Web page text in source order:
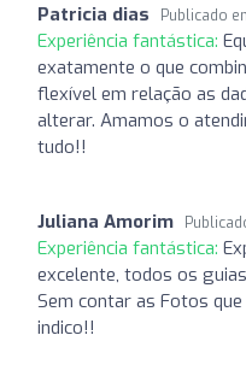
Patricia dias Publicado
Experiência fantástica:
exatamente o que
flexível em relação as
alterar. Amamos o
tudo!!
Juliana Amorim
Experiência fantástica:
excelente, todos os
Sem contar as Fotos
indico!!